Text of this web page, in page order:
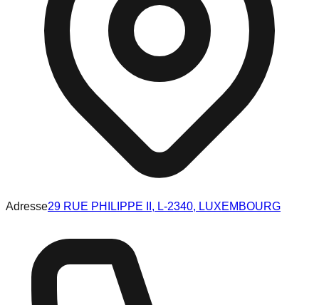
Adresse29 RUE PHILIPPE II, L-2340, LUXEMBOURG